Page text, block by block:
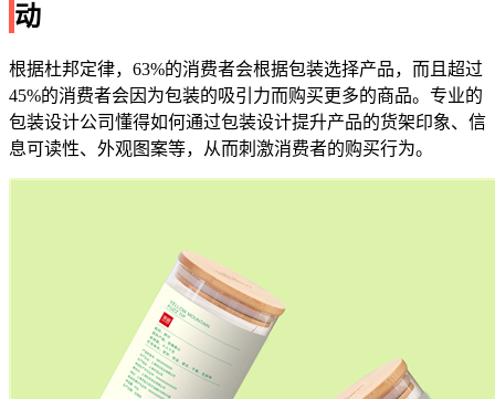
动
根据杜邦定律，63%的消费者会根据包装选择产品，而且超过
45%的消费者会因为包装的吸引力而购买更多的商品。专业的
包装设计公司懂得如何通过包装设计提升产品的货架印象、信
息可读性、外观图案等，从而刺激消费者的购买行为。